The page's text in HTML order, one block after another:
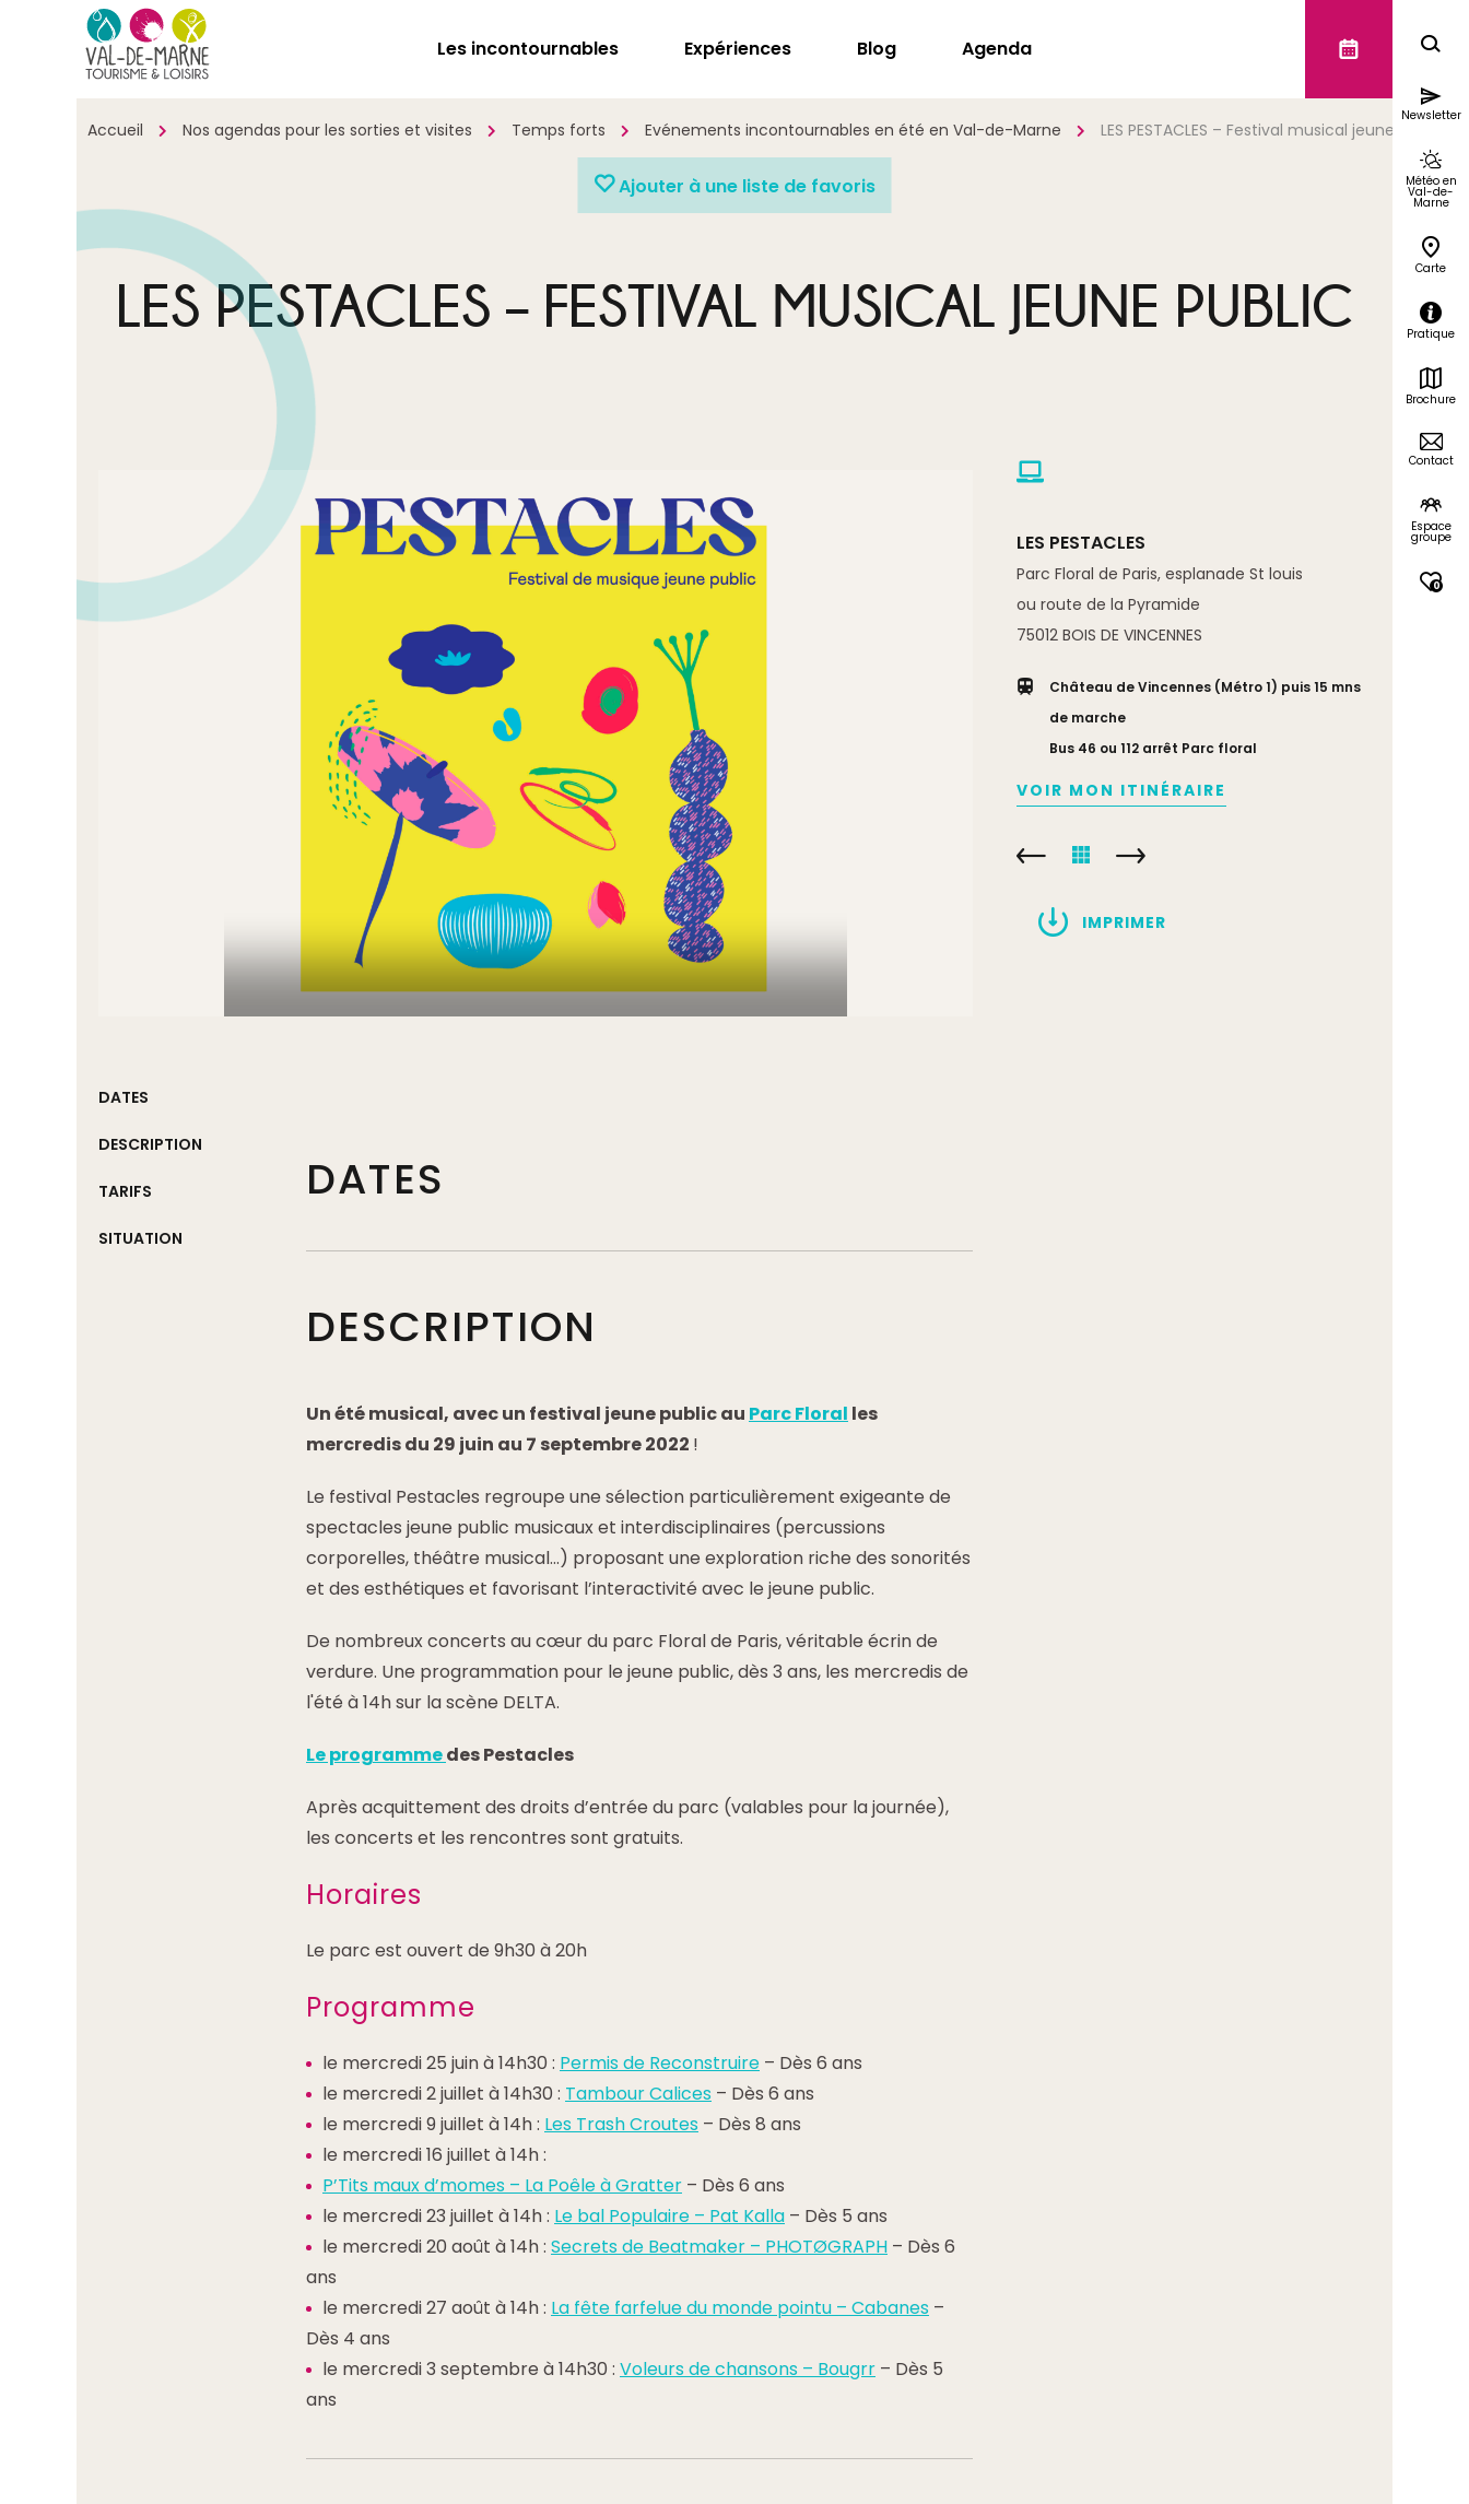
Les incontournables Expériences Blog Agenda
Accueil Nos agendas pour les sorties et visites Temps forts Evénements incontournables en été en Val-de-Marne LES PESTACLES – Festival musical jeune public
Newsletter
Météo en
Val-de-
Marne
Carte
Pratique
Brochure
Contact
Espace
groupe
0
Ajouter à une liste de favoris
LES PESTACLES – FESTIVAL MUSICAL JEUNE PUBLIC
DATES
DESCRIPTION
TARIFS
SITUATION
DATES
DESCRIPTION
Un été musical, avec un festival jeune public au Parc Floral les
mercredis du 29 juin au 7 septembre 2022 !
Le festival Pestacles regroupe une sélection particulièrement exigeante de
spectacles jeune public musicaux et interdisciplinaires (percussions
corporelles, théâtre musical…) proposant une exploration riche des sonorités
et des esthétiques et favorisant l’interactivité avec le jeune public.
De nombreux concerts au cœur du parc Floral de Paris, véritable écrin de
verdure. Une programmation pour le jeune public, dès 3 ans, les mercredis de
l'été à 14h sur la scène DELTA.
Le programmedes Pestacles
Après acquittement des droits d’entrée du parc (valables pour la journée),
les concerts et les rencontres sont gratuits.
Horaires
Le parc est ouvert de 9h30 à 20h
Programme
le mercredi 25 juin à 14h30 : Permis de Reconstruire – Dès 6 ans
le mercredi 2 juillet à 14h30 : Tambour Calices – Dès 6 ans
le mercredi 9 juillet à 14h : Les Trash Croutes – Dès 8 ans
le mercredi 16 juillet à 14h :
P’Tits maux d’momes – La Poêle à Gratter – Dès 6 ans
le mercredi 23 juillet à 14h : Le bal Populaire – Pat Kalla – Dès 5 ans
le mercredi 20 août à 14h : Secrets de Beatmaker – PHOTØGRAPH – Dès 6
ans
le mercredi 27 août à 14h : La fête farfelue du monde pointu – Cabanes –
Dès 4 ans
le mercredi 3 septembre à 14h30 : Voleurs de chansons – Bougrr – Dès 5
ans
LES PESTACLES
Parc Floral de Paris, esplanade St louis
ou route de la Pyramide
75012 BOIS DE VINCENNES
Château de Vincennes (Métro 1) puis 15 mns
de marche
Bus 46 ou 112 arrêt Parc floral
VOIR MON ITINÉRAIRE
IMPRIMER